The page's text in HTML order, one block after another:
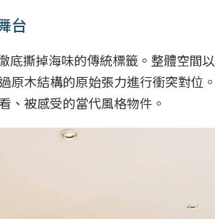
台
撕掉海味的傳統標籤。整體空間
原木結構的原始張力進行衝突對位
、被感受的當代風格物件。